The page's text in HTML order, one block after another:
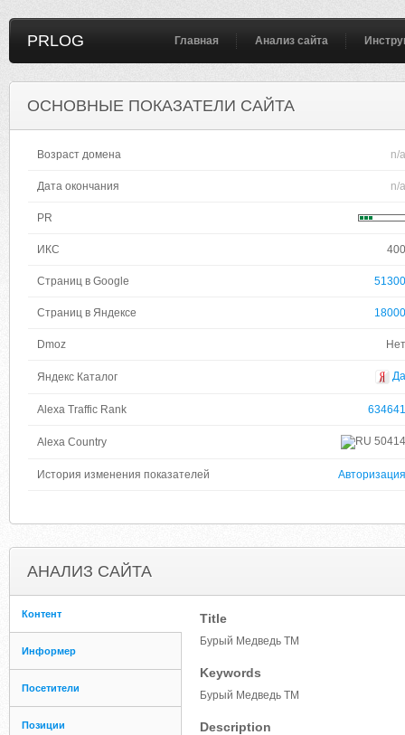
PRLOG Главная Анализ сайта
ОСНОВНЫЕ ПОКАЗАТЕЛИ САЙТА
Возраст домена n/a
Дата окончания n/a
PR
ИКС 400
Страниц в Google 51300
Страниц в Яндексе 18000
Dmoz Нет
Яндекс Каталог Да
Alexa Traffic Rank 634641
Alexa Country 50414
История изменения показателей Авторизация
АНАЛИЗ САЙТА
Контент
Информер
Посетители
Позиции
Title
Бурый Медведь ТМ
Keywords
Бурый Медведь ТМ
Description